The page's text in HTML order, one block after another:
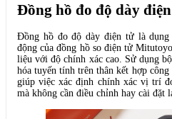
Đồng hồ đo độ dày
Đồng hồ đo độ dày điện tử là
động của đồng hồ so điện tử
liệu với độ chính xác cao. Sử dụng
hóa tuyến tính trên thân kết hợp
giúp việc xác định chính xác vị trí
mà không cần điều chỉnh hay cài đặt